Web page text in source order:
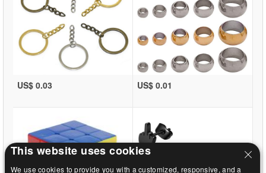
US$ 0.03 US$ 0.01
This website uses cookies
We use cookies to provide you with a customized, responsive, and a